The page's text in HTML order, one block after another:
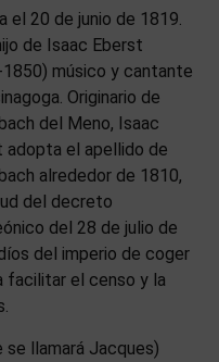
el 20 de junio de 1819.
de Isaac Eberst
músico y cantante
Originario de
del Meno, Isaac
adopta el apellido de
alrededor de 1810,
del decreto
del 28 de julio de
del imperio de coger
facilitar el censo y la
llamará Jacques)